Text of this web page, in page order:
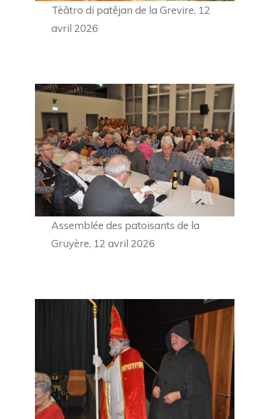
Tèâtro di patêjan de la Grevire, 12
avril 2026
Assemblée des patoisants de la
Gruyère, 12 avril 2026